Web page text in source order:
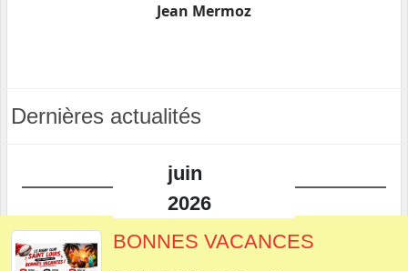
Jean Mermoz
Dernières actualités
juin
2026
BONNES VACANCES